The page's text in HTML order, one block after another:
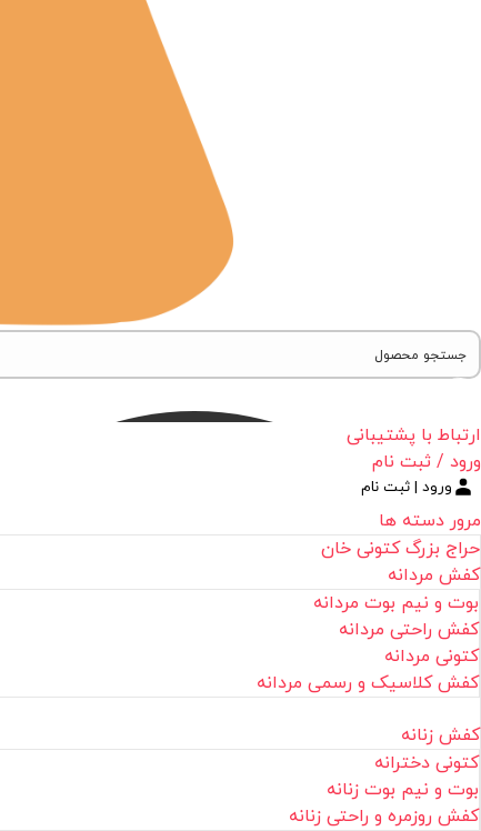
ارتباط با پشتیبانی
ورود / ثبت نام
ورود | ثبت نام
مرور دسته ها
حراج بزرگ کتونی خان
کفش مردانه
بوت و نیم بوت مردانه
کفش راحتی مردانه
کتونی مردانه
کفش کلاسیک و رسمی مردانه
کفش زنانه
کتونی دخترانه
بوت و نیم بوت زنانه
کفش روزمره و راحتی زنانه